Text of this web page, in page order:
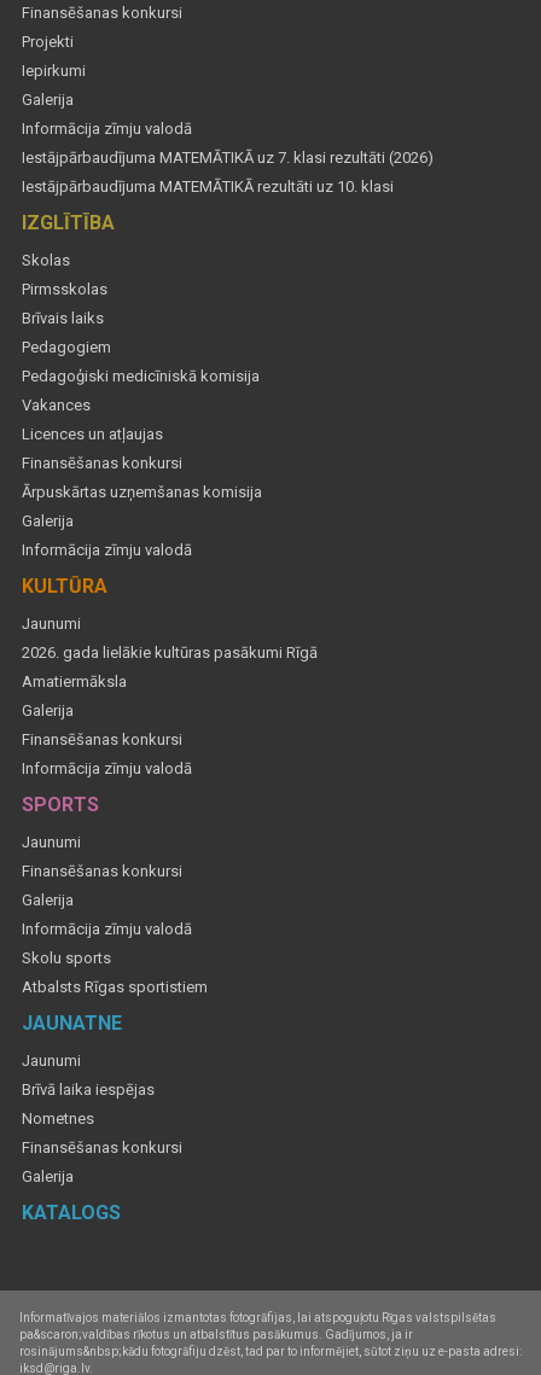
Finansēšanas konkursi
Projekti
Iepirkumi
Galerija
Informācija zīmju valodā
Iestājpārbaudījuma MATEMĀTIKĀ uz 7. klasi rezultāti (2026)
Iestājpārbaudījuma MATEMĀTIKĀ rezultāti uz 10. klasi
IZGLĪTĪBA
Skolas
Pirmsskolas
Brīvais laiks
Pedagogiem
Pedagoģiski medicīniskā komisija
Vakances
Licences un atļaujas
Finansēšanas konkursi
Ārpuskārtas uzņemšanas komisija
Galerija
Informācija zīmju valodā
KULTŪRA
Jaunumi
2026. gada lielākie kultūras pasākumi Rīgā
Amatiermāksla
Galerija
Finansēšanas konkursi
Informācija zīmju valodā
SPORTS
Jaunumi
Finansēšanas konkursi
Galerija
Informācija zīmju valodā
Skolu sports
Atbalsts Rīgas sportistiem
JAUNATNE
Jaunumi
Brīvā laika iespējas
Nometnes
Finansēšanas konkursi
Galerija
KATALOGS
Informatīvajos materiālos izmantotas fotogrāfijas, lai atspoguļotu Rīgas valstspilsētas
pa&scaron;valdības rīkotus un atbalstītus pasākumus. Gadījumos, ja ir
rosinājums&nbsp;kādu fotogrāfiju dzēst, tad par to informējiet, sūtot ziņu uz e-pasta adresi:
iksd@riga.lv.